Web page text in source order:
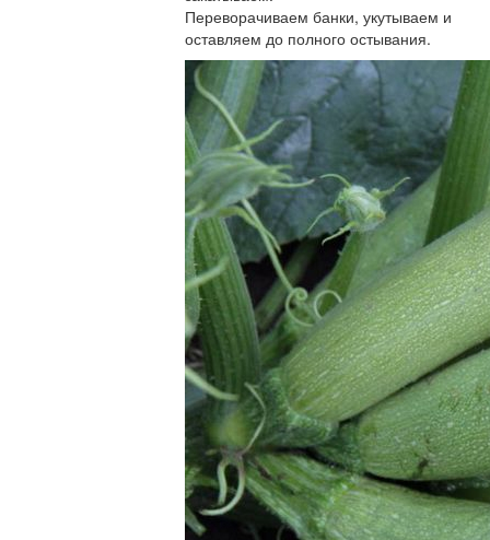
Переворачиваем банки, укутываем и
оставляем до полного остывания.